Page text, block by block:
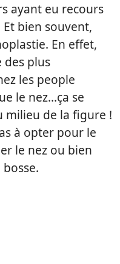
ayant eu recours
Et bien souvent,
En effet,
des plus
les people
le nez…ça se
milieu de la figure !
à opter pour le
le nez ou bien